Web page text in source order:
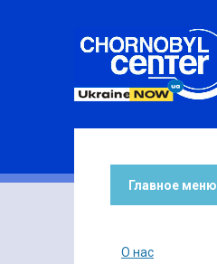
Главное меню
О нас